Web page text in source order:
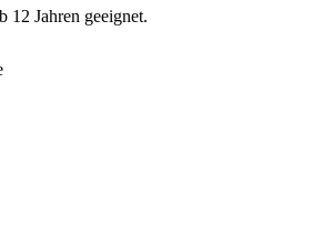
12 Jahren geeignet.